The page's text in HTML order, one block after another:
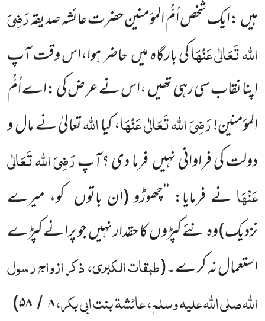
ہیں:ایک شخص اُمُّ المؤمنین حضرت عائشہ صدیقہرَضِیَ
اللہ تَعَالٰی عَنْہَاکی بارگاہ میںحاضر ہوا،اس وقت آپ
اپنا نقاب سی رہی تھیں،اس نے عرض کی :اے اُمُّ
المؤمنین!رَضِیَ اللہ تَعَالٰی عَنْہَا، کیااللہتعالیٰ نے مال و
دولت کی فراوانی نہیںفرما دی ؟آپرَضِیَ اللہ تَعَالٰی
عَنْہَا نے فرمایا: ’’چھوڑو(ان باتوں کو، میرے
نزدیک)وہ نئے کپڑوںکا حقدار نہیںجو پرانے کپڑے
استعمال نہ کرے۔(طبقات الکبری، ذکر ازواج رسول
اللّٰہ صلی اللّٰہ علیہ وسلم، عائشۃ بنت ابی بکر،۸ / ۵۸)